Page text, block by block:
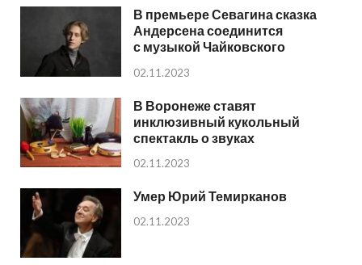
В премьере Севагина сказка
Андерсена соединится
с музыкой Чайковского
02.11.2023
В Воронеже ставят
инклюзивный кукольный
спектакль о звуках
02.11.2023
Умер Юрий Темирканов
02.11.2023